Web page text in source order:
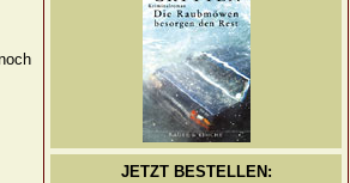
JETZT BESTELLEN: